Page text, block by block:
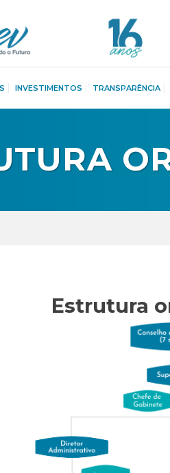
INVESTIMENTOS TRANSPARÊNCIA
Estrutura